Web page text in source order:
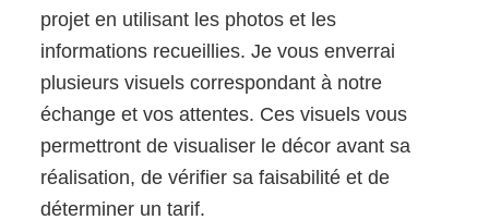
projet en utilisant les photos et les
informations recueillies. Je vous enverrai
plusieurs visuels correspondant à notre
échange et vos attentes. Ces visuels vous
permettront de visualiser le décor avant sa
réalisation, de vérifier sa faisabilité et de
déterminer un tarif.